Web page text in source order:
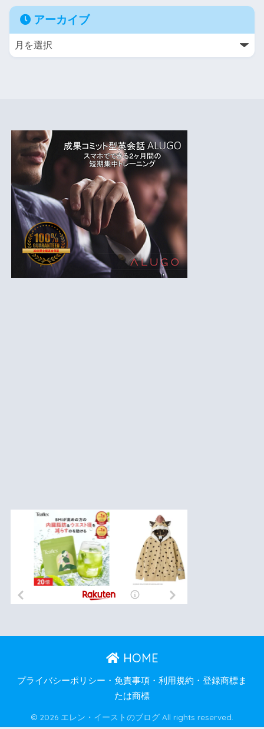
アーカイブ
HOME
プライバシーポリシー・免責事項・利用規約・登録商標ま
たは商標
© 2026 エレン・イーストのブログ All rights reserved.